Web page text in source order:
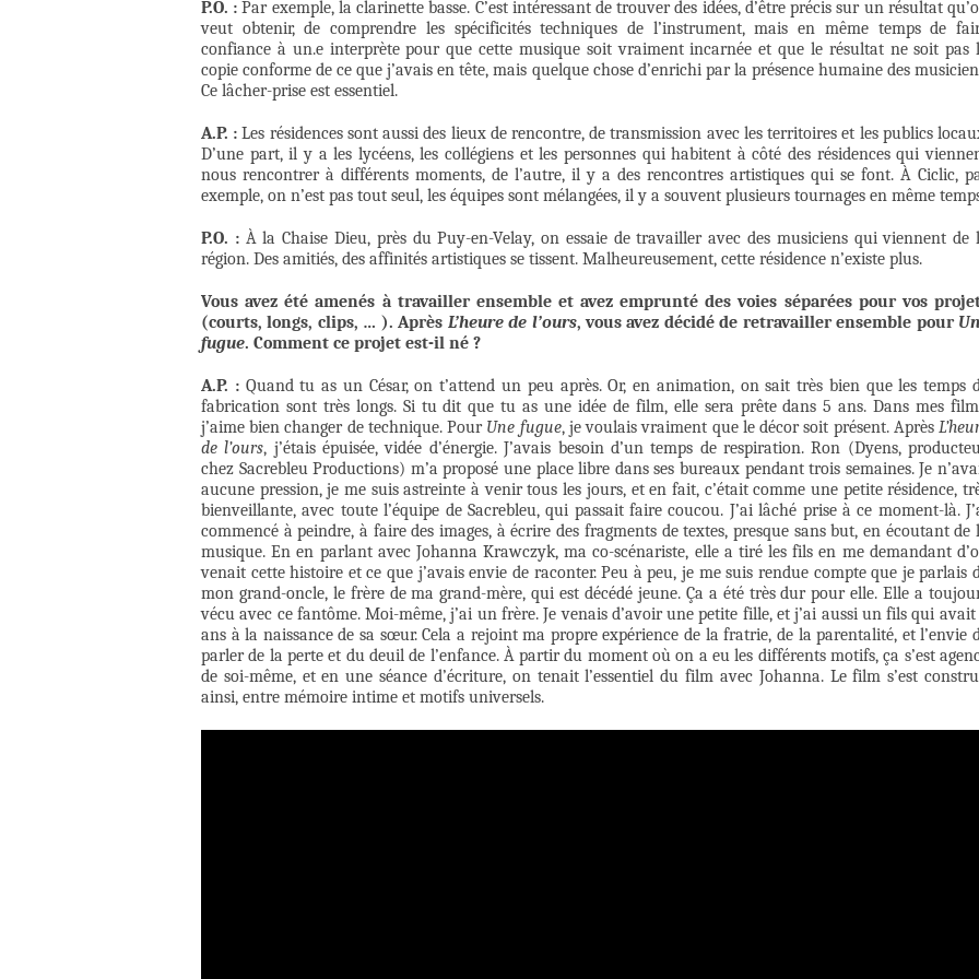
P.O. : Par exemple, la clarinette basse. C’est intéressant de trouver des idées, d’être précis sur un résultat
veut obtenir, de comprendre les spécificités techniques de l’instrument, mais en même temps de
confiance à un.e interprète pour que cette musique soit vraiment incarnée et que le résultat ne soit pas
copie conforme de ce que j’avais en tête, mais quelque chose d’enrichi par la présence humaine des
Ce lâcher-prise est essentiel.
A.P. : Les résidences sont aussi des lieux de rencontre, de transmission avec les territoires et les publics
D’une part, il y a les lycéens, les collégiens et les personnes qui habitent à côté des résidences qui
nous rencontrer à différents moments, de l’autre, il y a des rencontres artistiques qui se font. À Ciclic,
exemple, on n’est pas tout seul, les équipes sont mélangées, il y a souvent plusieurs tournages en même
P.O. :À la Chaise Dieu, près du Puy-en-Velay, on essaie de travailler avec des musiciens qui viennent de
région. Des amitiés, des affinités artistiques se tissent. Malheureusement, cette résidence n’existe plus.
Vous avez été amenés à travailler ensemble et avez emprunté des voies séparées pour vos
(courts, longs, clips, … ). Après L’heure de l’ours, vous avez décidé de retravailler ensemble pour
fugue. Comment ce projet est-il né ?
A.P. :Quand tu as un César, on t’attend un peu après. Or, en animation, on sait très bien que les temps
fabrication sont très longs. Si tu dit que tu as une idée de film, elle sera prête dans 5 ans. Dans mes
j’aime bien changer de technique. Pour Une fugue, je voulais vraiment que le décor soit présent. Après
de l’ours, j’étais épuisée, vidée d’énergie. J’avais besoin d’un temps de respiration. Ron (Dyens,
chez Sacrebleu Productions) m’a proposé une place libre dans ses bureaux pendant trois semaines. Je
aucune pression, je me suis astreinte à venir tous les jours, et en fait, c’était comme une petite résidence,
bienveillante, avec toute l’équipe de Sacrebleu, qui passait faire coucou. J’ai lâché prise à ce moment-là.
commencé à peindre, à faire des images, à écrire des fragments de textes, presque sans but, en écoutant de
musique. En en parlant avec Johanna Krawczyk, ma co-scénariste, elle a tiré les fils en me demandant
venait cette histoire et ce que j’avais envie de raconter. Peu à peu, je me suis rendue compte que je parlais
mon grand-oncle, le frère de ma grand-mère, qui est décédé jeune. Ça a été très dur pour elle. Elle a
vécu avec ce fantôme. Moi-même, j’ai un frère. Je venais d’avoir une petite fille, et j’ai aussi un fils qui avait
ans à la naissance de sa sœur. Cela a rejoint ma propre expérience de la fratrie, de la parentalité, et l’envie
parler de la perte et du deuil de l’enfance. À partir du moment où on a eu les différents motifs, ça s’est
de soi-même, et en une séance d’écriture, on tenait l’essentiel du film avec Johanna. Le film s’est
ainsi, entre mémoire intime et motifs universels.